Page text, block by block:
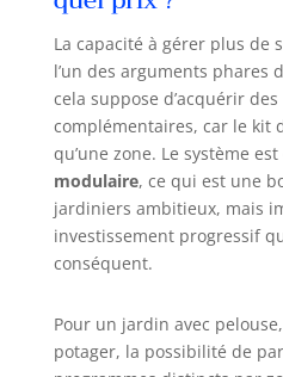
La capacité à gérer plus de
l’un des arguments phares
cela suppose d’acquérir
complémentaires, car le kit
qu’une zone. Le système
modulaire, ce qui est une
jardiniers ambitieux, mais
investissement progressif
conséquent.
Pour un jardin avec
potager, la possibilité de